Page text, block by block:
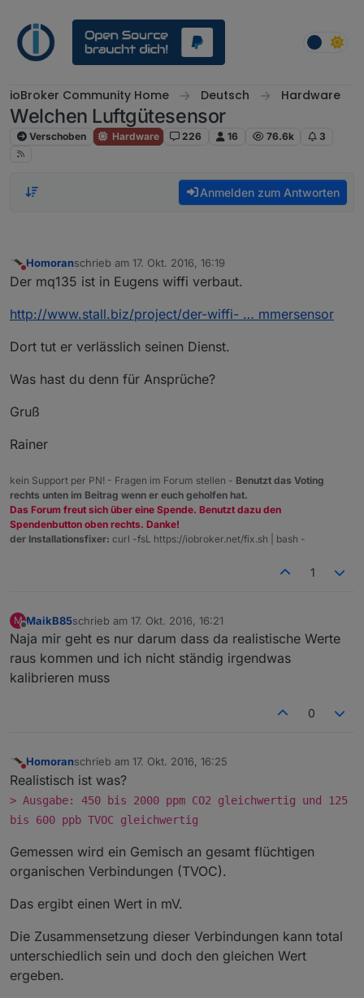
ioBroker Community Home Deutsch Hardware
Welchen Luftgütesensor
Verschoben Hardware 226 16 76.6k 3
Anmelden zum Antworten
Nicht stören
Homoranschrieb am 17. Okt. 2016, 16:19
zuletzt editiert von
Der mq135 ist in Eugens wiffi verbaut.
http://www.stall.biz/project/der-wiffi- … mmersensor
Dort tut er verlässlich seinen Dienst.
Was hast du denn für Ansprüche?
Gruß
Rainer
kein Support per PN! - Fragen im Forum stellen - Benutzt das Voting
rechts unten im Beitrag wenn er euch geholfen hat.
Das Forum freut sich über eine Spende. Benutzt dazu den
Spendenbutton oben rechts. Danke!
der Installationsfixer: curl -fsL https://iobroker.net/fix.sh | bash -
1
M
Offline
MaikB85schrieb am 17. Okt. 2016, 16:21
zuletzt editiert von
Naja mir geht es nur darum dass da realistische Werte
raus kommen und ich nicht ständig irgendwas
kalibrieren muss
0
Nicht stören
Homoranschrieb am 17. Okt. 2016, 16:25
zuletzt editiert von
Realistisch ist was?
> Ausgabe: 450 bis 2000 ppm CO2 gleichwertig und 125
bis 600 ppb TVOC gleichwertig
Gemessen wird ein Gemisch an gesamt flüchtigen
organischen Verbindungen (TVOC).
Das ergibt einen Wert in mV.
Die Zusammensetzung dieser Verbindungen kann total
unterschiedlich sein und doch den gleichen Wert
ergeben.